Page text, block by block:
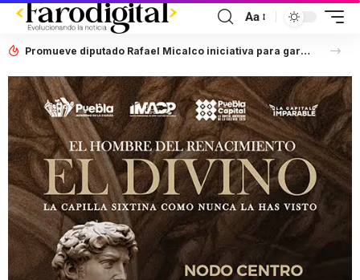
Aa
Promueve diputado Rafael Micalco iniciativa para garantizar que datos personales sean tratados con seguridad y privacidad